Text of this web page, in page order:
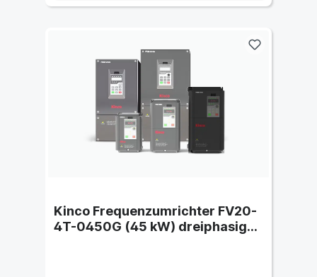
Kinco Frequenzumrichter FV20-
4T-0450G (45 kW) dreiphasig